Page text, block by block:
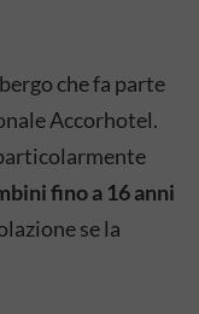
che fa parte
Accorhotel.
fino a 16 anni
se la